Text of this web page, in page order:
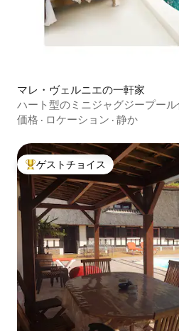
マレ・ヴェルニエの一軒家
ハート型のミニジャグジープー
ト
価格 · ロケーション · 静か
大好評のゲストチョイスです。
ゲストチョイス